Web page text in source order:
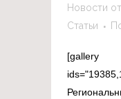
Новости
Статьи
[gallery